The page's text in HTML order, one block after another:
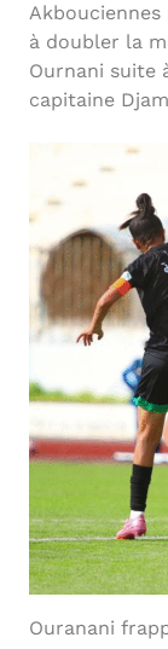
à doubler la
Ournani suite
capitaine
Ouranani